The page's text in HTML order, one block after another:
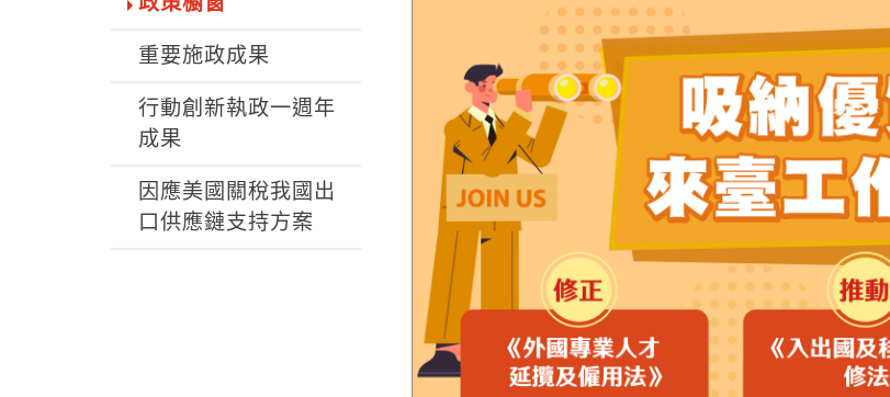
重要施政成果
行動創新執政一週年
成果
因應美國關稅我國出
口供應鏈支持方案